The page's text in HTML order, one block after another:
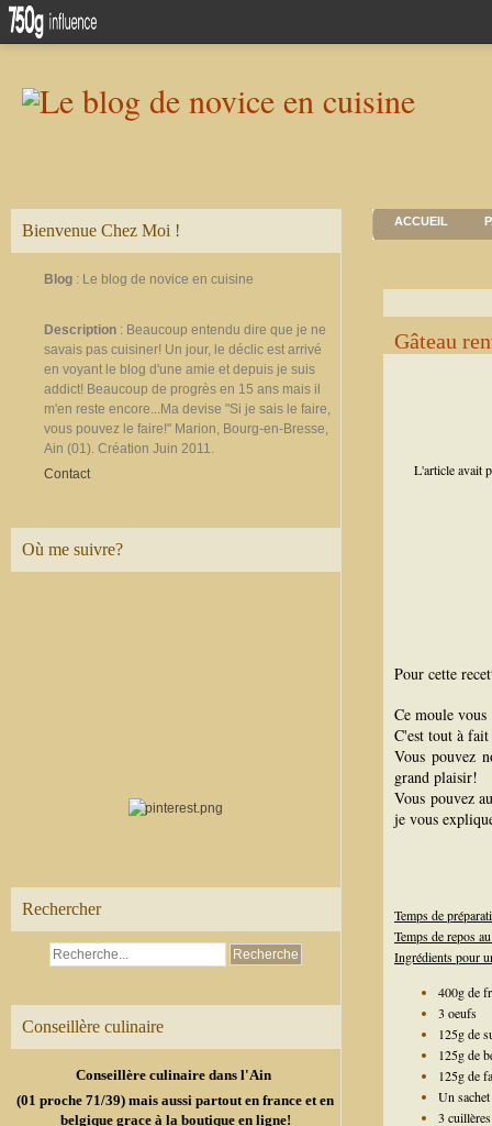
Bienvenue Chez Moi !
Blog : Le blog de novice en cuisine
Description : Beaucoup entendu dire que je ne
savais pas cuisiner! Un jour, le déclic est arrivé
en voyant le blog d'une amie et depuis je suis
addict! Beaucoup de progrès en 15 ans mais il
m'en reste encore...Ma devise "Si je sais le faire,
vous pouvez le faire!" Marion, Bourg-en-Bresse,
Ain (01). Création Juin 2011.
Contact
Où me suivre?
Rechercher
Conseillère culinaire
Conseillère culinaire dans l'Ain
(01 proche 71/39) mais aussi partout en france et en
belgique grace à la boutique en ligne!
ACCUEIL
Gâteau
L'article avait
Pour cette
Ce moule vous
C'est tout à
Vous pouvez
grand plaisir!
Vous pouvez
je vous
Temps de
Temps de repos
Ingrédients pour
400g de
3 oeufs
125g de
125g de
125g de
Un
3